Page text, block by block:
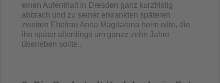
einen Aufenthalt in Dresden ganz kurzfristig
abbrach und zu seiner erkrankten späteren
zweiten Ehefrau Anna Magdalena heim eilte, die
ihn später allerdings um ganze zehn Jahre
überleben sollte..